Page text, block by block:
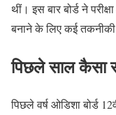
थीं। इस बार बोर्ड ने
बनाने के लिए कई
पिछले साल कैसा
पिछले वर्ष ओडिशा बोर्ड